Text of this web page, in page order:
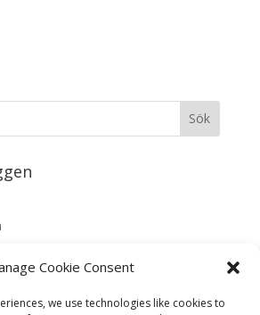
Cookie Consent
we use technologies like cookies to
Åhrling